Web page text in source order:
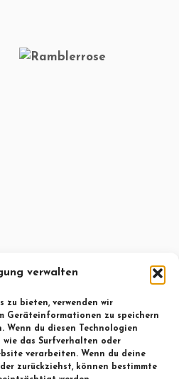
verwalten
zu bieten, verwenden wir
Geräteinformationen zu speichern
Wenn du diesen Technologien
das Surfverhalten oder
verarbeiten. Wenn du deine
zurückziehst, können bestimmte
Grünes Idyll zwsischen
und Spinat